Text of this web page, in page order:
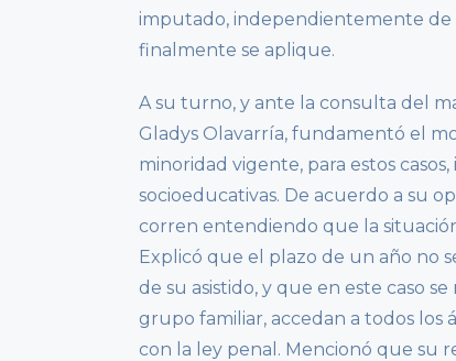
imputado, independientemente de
finalmente se aplique.
A su turno, y ante la consulta del
Gladys Olavarría, fundamentó el
minoridad vigente, para estos
socioeducativas. De acuerdo a su
corren entendiendo que la
Explicó que el plazo de un año no
de su asistido, y que en este caso
grupo familiar, accedan a todos
con la ley penal. Mencionó que su